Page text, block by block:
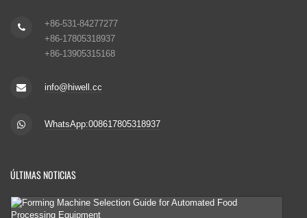
+86-531-84277277
+86-17805318937
+86-13905315168
info@hiwell.cc
WhatsApp:008617805318937
ÚLTIMAS NOTICIAS